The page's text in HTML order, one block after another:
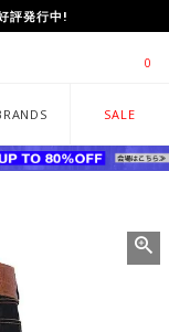
」開催中!
0
SALE